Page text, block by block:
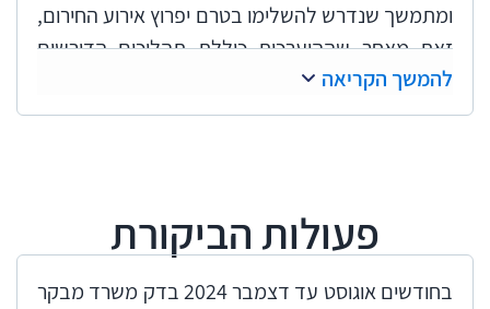
ומתמשך שנדרש להשלימו בטרם יפרוץ אירוע החירום,
זאת מאחר שההיערכות כוללת תהליכים הדורשים
הקצאת משאבים רבים והכנת הגופים השונים במשק
החשמל לשמירה על רציפות תפקודית בחירום.
"רשות הכוח", רשות החשמל, חברת החשמל (חח"י)
ויצרני החשמל הפרטיים, אשר בשנת 2023 ייצרו
כ-44% מהחשמל במשק.
להמשך הקריאה
פעולות הביקורת
בחודשים אוגוסט עד דצמבר 2024 בדק משרד מבקר